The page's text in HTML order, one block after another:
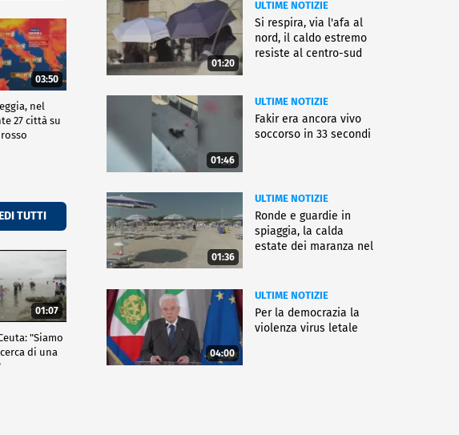
03:50
nel
27 città su
TUTTI
01:07
"Siamo
di una
01:20
ULTIME NOTIZIE
Si respira, via l'afa al
nord, il caldo estremo
resiste al centro-sud
01:46
ULTIME NOTIZIE
Fakir era ancora vivo
soccorso in 33 secondi
01:36
ULTIME NOTIZIE
Ronde e guardie in
spiaggia, la calda
estate dei maranza nel
04:00
ULTIME NOTIZIE
Per la democrazia la
violenza virus letale